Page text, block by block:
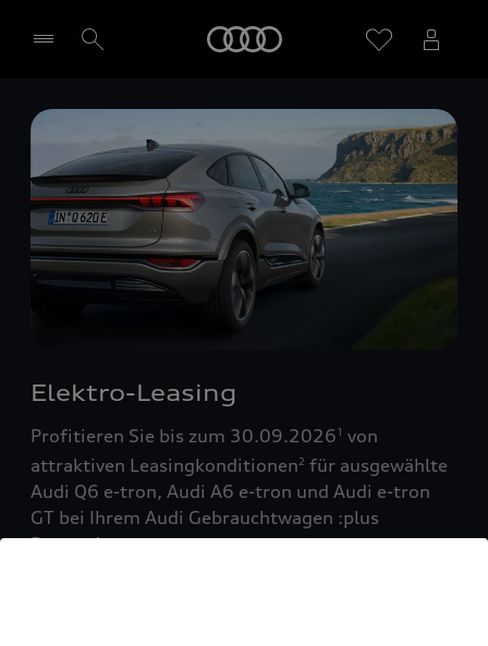
Händler wählen
Elektro-Leasing
Profitieren Sie bis zum 30.09.20261 von
attraktiven Leasingkonditionen2 für ausgewählte
Audi Q6 e-tron, Audi A6 e-tron und Audi e-tron
GT bei Ihrem Audi Gebrauchtwagen :plus
Partner!